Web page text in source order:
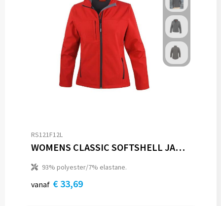
RS121F12L
WOMENS CLASSIC SOFTSHELL JACKET
93% polyester/7% elastane.
vanaf € 33,69